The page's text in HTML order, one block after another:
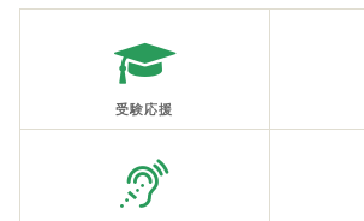
受験応援